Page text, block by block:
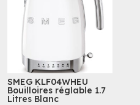
SMEG KLF04WHEU
Bouilloires réglable 1.7
Litres Blanc